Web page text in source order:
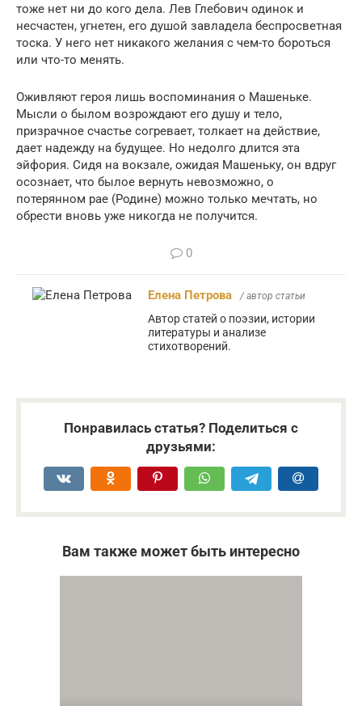
тоже нет ни до кого дела. Лев Глебович одинок и
несчастен, угнетен, его душой завладела беспросветная
тоска. У него нет никакого желания с чем-то бороться
или что-то менять.
Оживляют героя лишь воспоминания о Машеньке.
Мысли о былом возрождают его душу и тело,
призрачное счастье согревает, толкает на действие,
дает надежду на будущее. Но недолго длится эта
эйфория. Сидя на вокзале, ожидая Машеньку, он вдруг
осознает, что былое вернуть невозможно, о
потерянном рае (Родине) можно только мечтать, но
обрести вновь уже никогда не получится.
0
Елена Петрова / автор статьи
Автор статей о поэзии, истории
литературы и анализе
стихотворений.
Понравилась статья? Поделиться с
друзьями:
Вам также может быть интересно